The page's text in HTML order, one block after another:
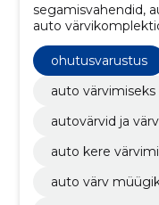
segamisvahendid,
auto
automaalimise
pihustuspüstolid, uv
Õhukompressorid
ohutusvarustus
auto
autovärvid ja
auto kere
auto värv